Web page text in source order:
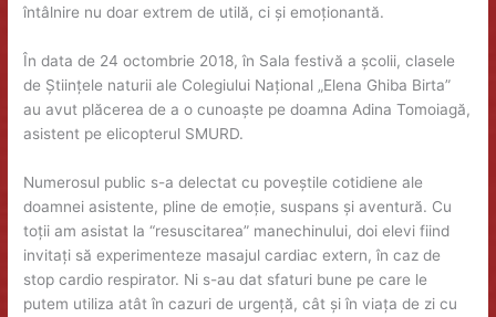
întâlnire nu doar extrem de utilă, ci și emoționantă.
În data de 24 octombrie 2018, în Sala festivă a școlii, clasele
de Științele naturii ale Colegiului Național „Elena Ghiba Birta”
au avut plăcerea de a o cunoaște pe doamna Adina Tomoiagă,
asistent pe elicopterul SMURD.
Numerosul public s-a delectat cu poveștile cotidiene ale
doamnei asistente, pline de emoție, suspans și aventură. Cu
toții am asistat la “resuscitarea” manechinului, doi elevi fiind
invitați să experimenteze masajul cardiac extern, în caz de
stop cardio respirator. Ni s-au dat sfaturi bune pe care le
putem utiliza atât în cazuri de urgență, cât și în viața de zi cu